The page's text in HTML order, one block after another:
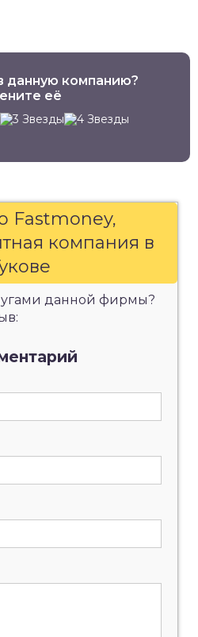
данную компанию?
её
Fastmoney,
компания в
данной фирмы?